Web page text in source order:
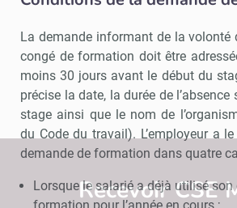
La demande informant de la volonté
congé de formation doit être
moins 30 jours avant le début du
précise la date, la durée de
stage ainsi que le nom de
du Code du travail). L’employeur a
demande de formation dans quatre
Lorsque le salarié a déjà utilisé
Recevoir CSE